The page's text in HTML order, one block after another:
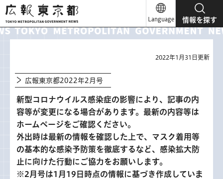
広報東京都
Language 情報を探す
2022年1月31日更新
広報東京都2022年2月号
新型コロナウイルス感染症の影響により、記事の内
容等が変更になる場合があります。最新の内容等は
ホームページをご確認ください。
外出時は最新の情報を確認した上で、マスク着用等
の基本的な感染予防策を徹底するなど、感染拡大防
止に向けた行動にご協力をお願いします。
※2月号は1月19日時点の情報に基づき作成していま